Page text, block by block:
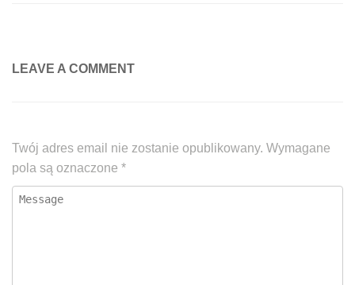
LEAVE A COMMENT
Twój adres email nie zostanie opublikowany. Wymagane
pola są oznaczone *